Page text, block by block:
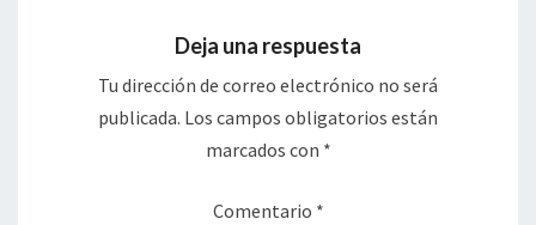
Deja una respuesta
Tu dirección de correo electrónico no será
publicada. Los campos obligatorios están
marcados con *
Comentario *